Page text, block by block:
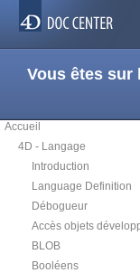
Vous êtes sur
Accueil
4D - Langage
Introduction
Language Definition
Débogueur
Accès objets
BLOB
Booléens